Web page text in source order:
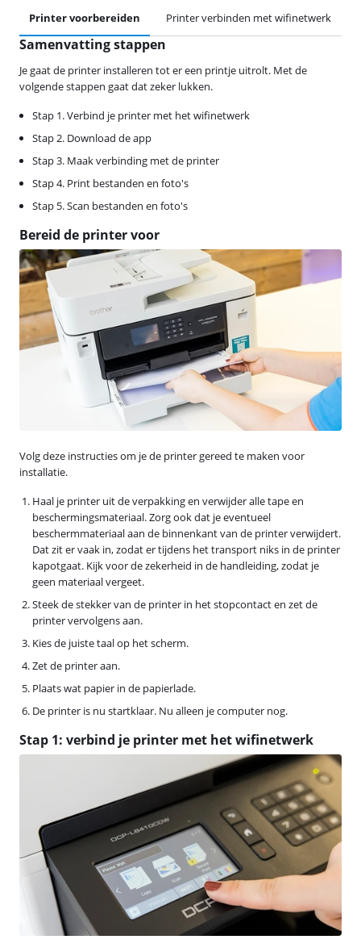
Printer voorbereiden Printer verbinden met wifinetwerk
Samenvatting stappen
Je gaat de printer installeren tot er een printje uitrolt. Met de
volgende stappen gaat dat zeker lukken.
Stap 1. Verbind je printer met het wifinetwerk
Stap 2. Download de app
Stap 3. Maak verbinding met de printer
Stap 4. Print bestanden en foto's
Stap 5. Scan bestanden en foto's
Bereid de printer voor
Volg deze instructies om je de printer gereed te maken voor
installatie.
Haal je printer uit de verpakking en verwijder alle tape en
beschermingsmateriaal. Zorg ook dat je eventueel
beschermmateriaal aan de binnenkant van de printer verwijdert.
Dat zit er vaak in, zodat er tijdens het transport niks in de printer
kapotgaat. Kijk voor de zekerheid in de handleiding, zodat je
geen materiaal vergeet.
Steek de stekker van de printer in het stopcontact en zet de
printer vervolgens aan.
Kies de juiste taal op het scherm.
Zet de printer aan.
Plaats wat papier in de papierlade.
De printer is nu startklaar. Nu alleen je computer nog.
Stap 1: verbind je printer met het wifinetwerk